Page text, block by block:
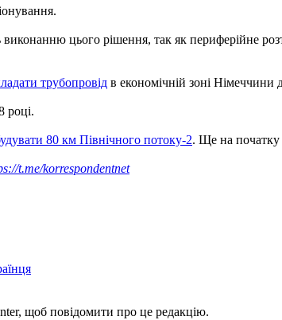
цього рішення, так як периферійне
трубопровід в економічній зоні Німеччини
році.
80 км Північного потоку-2. Ще на початку
t.me/korrespondentnet
щоб повідомити про це редакцію.